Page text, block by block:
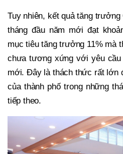
Tuy nhiên, kết quả tăng
tháng đầu năm mới đạt
mục tiêu tăng trưởng 11% mà
chưa tương xứng với yêu cầu
mới. Đây là thách thức rất lớn
của thành phố trong những
tiếp theo.